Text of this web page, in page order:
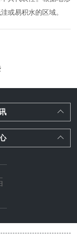
或易积水的区域。